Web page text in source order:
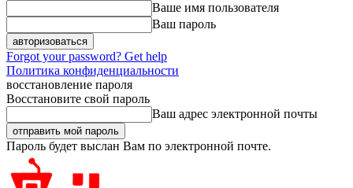
Ваше имя пользователя
Ваш пароль
Forgot your password? Get help
Политика конфиденциальности
восстановление пароля
Восстановите свой пароль
Ваш адрес электронной почты
Пароль будет выслан Вам по электронной почте.